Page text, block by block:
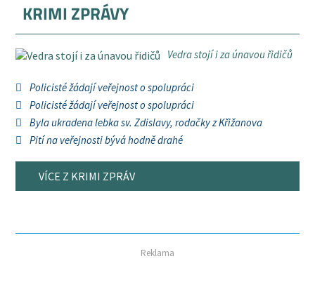
KRIMI ZPRÁVY
Vedra stojí i za únavou řidičů
Policisté žádají veřejnost o spolupráci
Policisté žádají veřejnost o spolupráci
Byla ukradena lebka sv. Zdislavy, rodačky z Křižanova
Pití na veřejnosti bývá hodně drahé
VÍCE Z KRIMI ZPRÁV
Reklama